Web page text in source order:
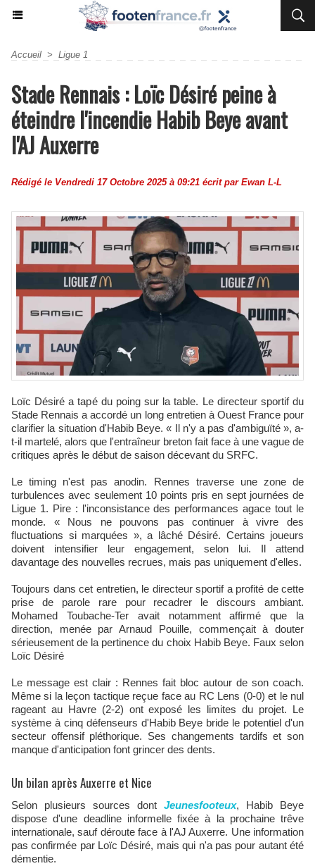
Accueil > Ligue 1
Stade Rennais : Loïc Désiré peine à
éteindre l'incendie Habib Beye avant
l'AJ Auxerre
Rédigé le Vendredi 17 Octobre 2025 à 09:21 écrit par Ewan L-L
Loïc Désiré a tapé du poing sur la table. Le directeur sportif du
Stade Rennais a accordé un long entretien à Ouest France pour
clarifier la situation d'Habib Beye. « Il n'y a pas d'ambiguïté », a-
t-il martelé, alors que l'entraîneur breton fait face à une vague de
critiques après le début de saison décevant du SRFC.​
Le timing n'est pas anodin. Rennes traverse une zone de
turbulences avec seulement 10 points pris en sept journées de
Ligue 1. Pire : l'inconsistance des performances agace tout le
monde. « Nous ne pouvons pas continuer à vivre des
fluctuations si marquées », a lâché Désiré. Certains joueurs
doivent intensifier leur engagement, selon lui. Il attend
davantage des nouvelles recrues, mais pas uniquement d'elles.​
Toujours dans cet entretien, le directeur sportif a profité de cette
prise de parole rare pour recadrer le discours ambiant.
Mohamed Toubache-Ter avait notamment affirmé que la
direction, menée par Arnaud Pouille, commençait à douter
sérieusement de la pertinence du choix Habib Beye. Faux selon
Loïc Désiré
Le message est clair : Rennes fait bloc autour de son coach.
Même si la leçon tactique reçue face au RC Lens (0-0) et le nul
rageant au Havre (2-2) ont exposé les limites du projet. Le
système à cinq défenseurs d'Habib Beye bride le potentiel d'un
secteur offensif pléthorique. Ses changements tardifs et son
manque d'anticipation font grincer des dents.​
Un bilan après Auxerre et Nice
Selon plusieurs sources dont Jeunesfooteux, Habib Beye
dispose d'une deadline informelle fixée à la prochaine trêve
internationale, sauf déroute face à l'AJ Auxerre. Une information
pas confirmée par Loïc Désiré, mais qui n'a pas pour autant été
démentie.